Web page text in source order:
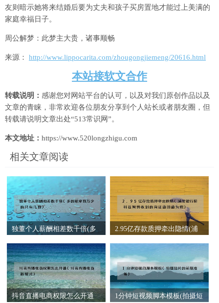
友则暗示她将来结婚后要为丈夫和孩子买房置地才能过上美满的
家庭幸福日子。
周公解梦：此梦主大贵，诸事顺畅
来源： http://www.lippocarita.com/zhougongjiemeng/20616.html
本站接软文合作
转载说明： 感谢您对网站平台的认可，以及对我们原创作品以及
文章的青睐，非常欢迎各位朋友分享到个人站长或者朋友圈，但
转载请说明文章出处“513常识网”。
本文地址： https://www.520longzhigu.com
相关文章阅读
独董个人薪酬相差数千倍(多
2.95亿存款质押牵出隐情(浦
抖音直播电商权限怎么开通
1分钟短视频脚本模板(拍摄短